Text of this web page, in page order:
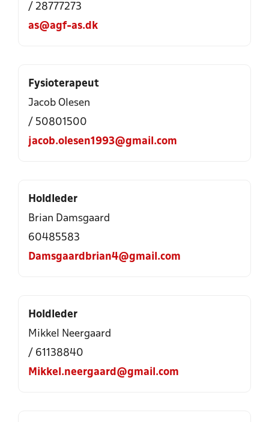
/ 28777273
as@agf-as.dk
Fysioterapeut
Jacob Olesen
/ 50801500
jacob.olesen1993@gmail.com
Holdleder
Brian Damsgaard
60485583
Damsgaardbrian4@gmail.com
Holdleder
Mikkel Neergaard
/ 61138840
Mikkel.neergaard@gmail.com